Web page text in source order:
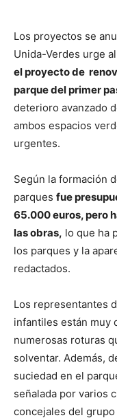
Los proyectos se
Unida-Verdes urge
el proyecto de
parque del primer
deterioro avanzado
ambos espacios
urgentes.
Según la formación
parques fue
65.000 euros, pero
las obras, lo que ha
los parques y la
redactados.
Los representantes
infantiles están muy
numerosas roturas
solventar. Además,
suciedad en el
señalada por varios
concejales del